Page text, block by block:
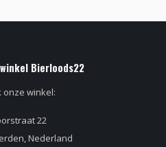
Bierloods22
onze winkel:
22
Nederland